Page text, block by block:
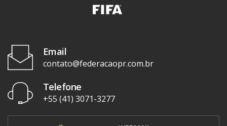
Email
contato@federacaopr.com.br
Telefone
+55 (41) 3071-3277